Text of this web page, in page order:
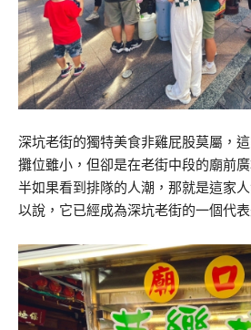
深坑老街的獨特美食非雞屁股莫屬，
攤位雖小，但卻是在老街中段的廟前
半如果看到排隊的人潮，那就是這家
以說，它已經成為深坑老街的一個代表